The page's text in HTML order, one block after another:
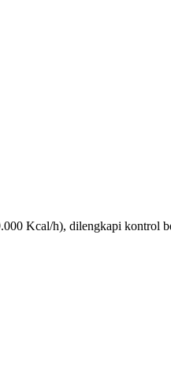
Kcal/h), dilengkapi kontrol